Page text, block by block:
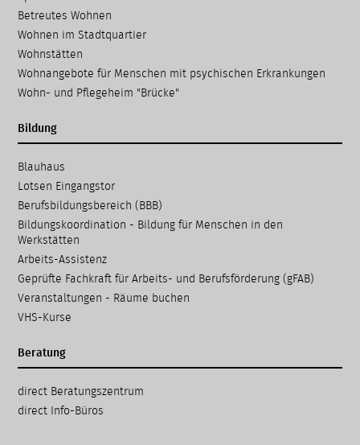
Betreutes Wohnen
Wohnen im Stadtquartier
Wohnstätten
Wohnangebote für Menschen mit psychischen Erkrankungen
Wohn- und Pflegeheim "Brücke"
Bildung
Navigation
überspringen
Blauhaus
Lotsen Eingangstor
Berufsbildungsbereich (BBB)
Bildungskoordination - Bildung für Menschen in den
Werkstätten
Arbeits-Assistenz
Geprüfte Fachkraft für Arbeits- und Berufsförderung (gFAB)
Veranstaltungen - Räume buchen
VHS-Kurse
Beratung
Navigation
überspringen
direct Beratungs­zentrum
direct Info-Büros